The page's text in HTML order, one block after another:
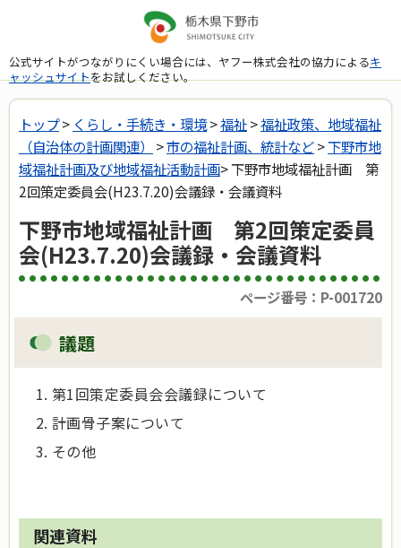
公式サイトがつながりにくい場合には、ヤフー株式会社の協力によるキ
ャッシュサイトをお試しください。
トップ> くらし・手続き・環境>福祉>福祉政策、地域福祉
（自治体の計画関連）
>市の福祉計画、統計など>下野市地
域福祉計画及び地域福祉活動計画> 下野市地域福祉計画 第
2回策定委員会(H23.7.20)会議録・会議資料
下野市地域福祉計画 第2回策定委員
会(H23.7.20)会議録・会議資料
ページ番号：P-001720
議題
第1回策定委員会会議録について
計画骨子案について
その他
関連資料